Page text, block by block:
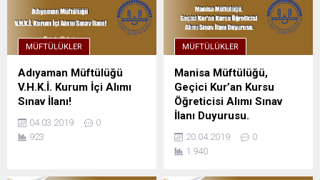
MÜFTÜLÜKLER
Adıyaman Müftülüğü
V.H.K.İ. Kurum İçi Alımı
Sınav İlanı!
04.03.2019
0
923
MÜFTÜLÜKLER
Manisa Müftülüğü,
Geçici Kur’an Kursu
Öğreticisi Alımı Sınav
İlanı Duyurusu.
20.04.2019
0
1.940